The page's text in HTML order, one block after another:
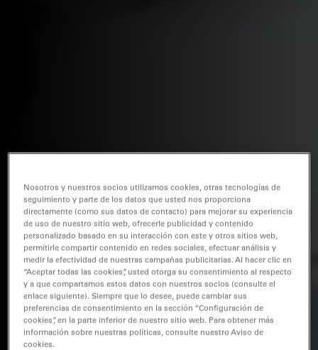
Nosotros y nuestros socios utilizamos cookies, otras tecnologías de
seguimiento y parte de los datos que usted nos proporciona
directamente (como sus datos de contacto) para mejorar su experiencia
de uso de nuestro sitio web, ofrecerle publicidad y contenido
personalizado basado en su interacción con este y otros sitios web,
permitirle compartir contenido en redes sociales, efectuar análisis y
medir la efectividad de nuestras campañas publicitarias. Al hacer clic en
“Aceptar todas las cookies”, usted otorga su consentimiento al respecto
y a que compartamos estos datos con nuestros socios (consulte el
enlace siguiente). Siempre que lo desee, puede cambiar sus
preferencias de consentimiento en la sección “Configuración de
cookies”, en la parte inferior de nuestro sitio web. Para obtener más
información sobre nuestras políticas, consulte nuestro Aviso de
cookies.